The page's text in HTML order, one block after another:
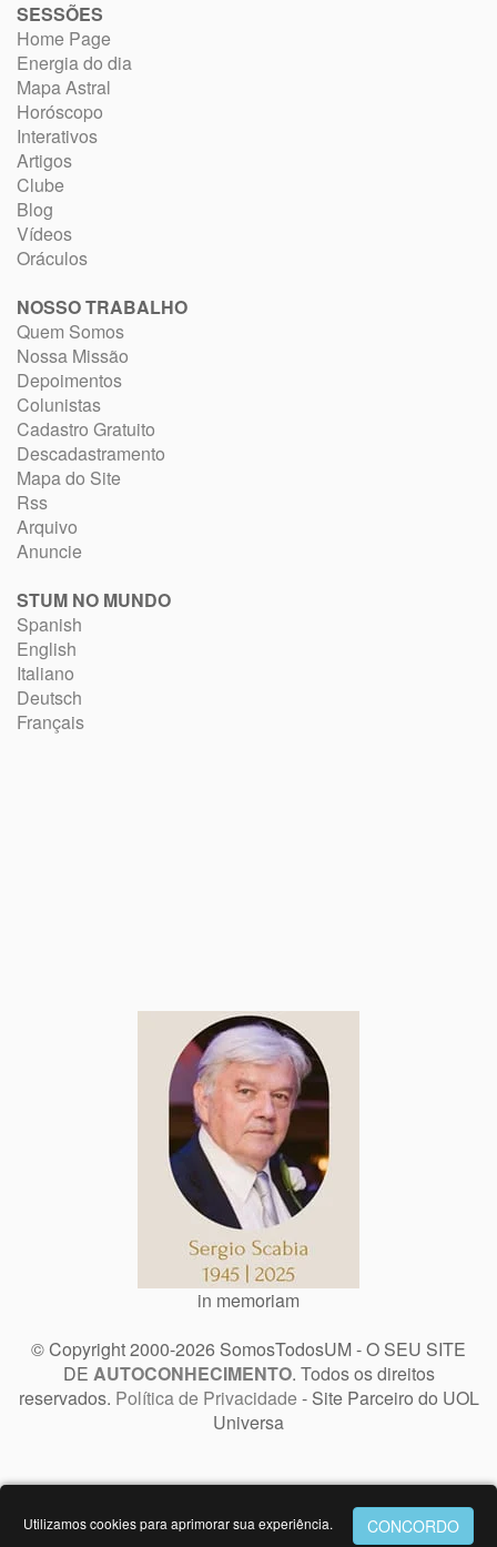
SESSÕES
Home Page
Energia do dia
Mapa Astral
Horóscopo
Interativos
Artigos
Clube
Blog
Vídeos
Oráculos
NOSSO TRABALHO
Quem Somos
Nossa Missão
Depoimentos
Colunistas
Cadastro Gratuito
Descadastramento
Mapa do Site
Rss
Arquivo
Anuncie
STUM NO MUNDO
Spanish
English
Italiano
Deutsch
Français
in memoriam
© Copyright 2000-2026 SomosTodosUM - O SEU SITE
DE AUTOCONHECIMENTO. Todos os direitos
reservados. Política de Privacidade - Site Parceiro do UOL
Universa
Utilizamos cookies para aprimorar sua experiência.